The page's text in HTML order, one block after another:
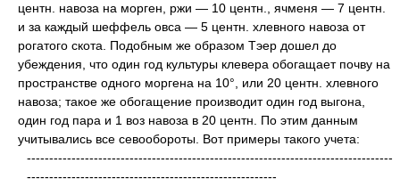
центн. навоза на морген, ржи — 10 центн., ячменя — 7 центн.
и за каждый шеффель овса — 5 центн. хлевного навоза от
рогатого скота. Подобным же образом Тэер дошел до
убеждения, что один год культуры клевера обогащает почву на
пространстве одного моргена на 10°, или 20 центн. хлевного
навоза; такое же обогащение производит один год выгона,
один год пара и 1 воз навоза в 20 центн. По этим данным
учитывались все севообороты. Вот примеры такого учета:
----------------------------------------------------------------------------------
--------------------------------------------------------